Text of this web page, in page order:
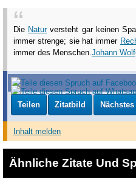
Die Naturversteht gar keinen
immer strenge; sie hat immer
immer des Menschen.Johann
Teilen Zitatbild
Inhalt melden
Ähnliche Zitate Und